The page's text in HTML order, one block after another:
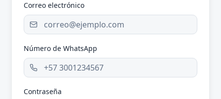
Correo electrónico
Número de WhatsApp
Contraseña